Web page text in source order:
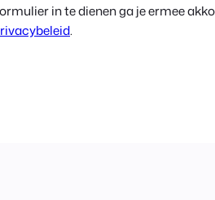
in te dienen ga je ermee
.